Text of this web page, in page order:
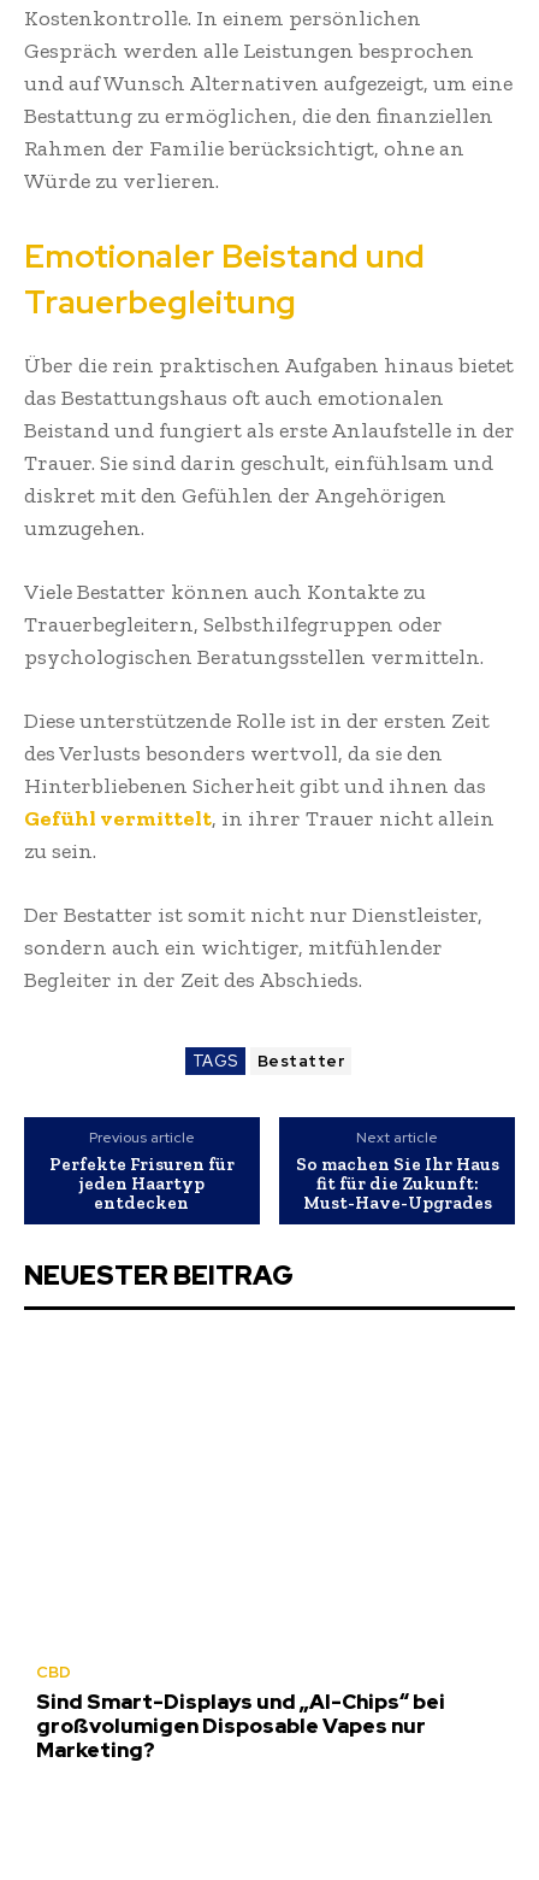
Kostenkontrolle. In einem persönlichen
Gespräch werden alle Leistungen besprochen
und auf Wunsch Alternativen aufgezeigt, um eine
Bestattung zu ermöglichen, die den finanziellen
Rahmen der Familie berücksichtigt, ohne an
Würde zu verlieren.
Emotionaler Beistand und
Trauerbegleitung
Über die rein praktischen Aufgaben hinaus bietet
das Bestattungshaus oft auch emotionalen
Beistand und fungiert als erste Anlaufstelle in der
Trauer. Sie sind darin geschult, einfühlsam und
diskret mit den Gefühlen der Angehörigen
umzugehen.
Viele Bestatter können auch Kontakte zu
Trauerbegleitern, Selbsthilfegruppen oder
psychologischen Beratungsstellen vermitteln.
Diese unterstützende Rolle ist in der ersten Zeit
des Verlusts besonders wertvoll, da sie den
Hinterbliebenen Sicherheit gibt und ihnen das
Gefühl vermittelt, in ihrer Trauer nicht allein
zu sein.
Der Bestatter ist somit nicht nur Dienstleister,
sondern auch ein wichtiger, mitfühlender
Begleiter in der Zeit des Abschieds.
TAGS Bestatter
Previous article
Perfekte Frisuren für
jeden Haartyp
entdecken
Next article
So machen Sie Ihr Haus
fit für die Zukunft:
Must-Have-Upgrades
NEUESTER BEITRAG
CBD
Sind Smart-Displays und „AI-Chips“ bei
großvolumigen Disposable Vapes nur
Marketing?